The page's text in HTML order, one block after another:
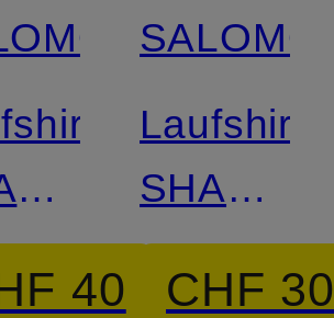
40
Laufshirt
CORE
CHF